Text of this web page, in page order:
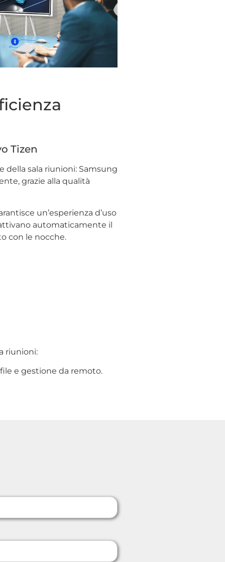
Tizen
della sala riunioni: Samsung
grazie alla qualità
un’esperienza d’uso
automaticamente il
con le nocche.
riunioni:
e gestione da remoto.